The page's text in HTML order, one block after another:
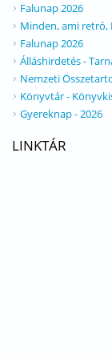
Falunap 2026
Minden, ami retró,
Falunap 2026
Álláshirdetés -
Nemzeti
Könyvtár -
Gyereknap - 2026
LINKTÁR